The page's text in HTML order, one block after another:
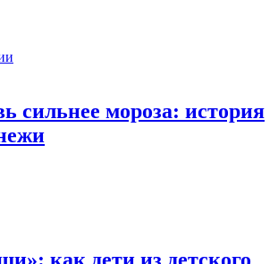
сильнее мороза: история
как дети из детского